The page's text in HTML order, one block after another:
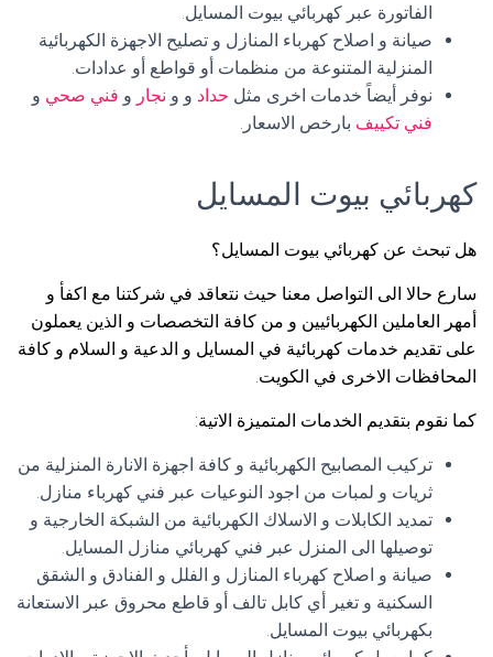
الفاتورة عبر كهربائي بيوت المسايل.
صيانة و اصلاح كهرباء المنازل و تصليح الاجهزة الكهربائية
المنزلية المتنوعة من منظمات أو قواطع أو عدادات.
نوفر أيضاً خدمات اخرى مثل حداد و و نجار و فني صحي و
فني تكييف بارخص الاسعار.
كهربائي بيوت المسايل
هل تبحث عن كهربائي بيوت المسايل؟
سارع حالا الى التواصل معنا حيث نتعاقد في شركتنا مع اكفأ و
أمهر العاملين الكهربائيين و من كافة التخصصات و الذين يعملون
على تقديم خدمات كهربائية في المسايل و الدعية و السلام و كافة
المحافظات الاخرى في الكويت.
كما نقوم بتقديم الخدمات المتميزة الاتية:
تركيب المصابيح الكهربائية و كافة اجهزة الانارة المنزلية من
ثريات و لمبات من اجود النوعيات عبر فني كهرباء منازل.
تمديد الكابلات و الاسلاك الكهربائية من الشبكة الخارجية و
توصيلها الى المنزل عبر فني كهربائي منازل المسايل.
صيانة و اصلاح كهرباء المنازل و الفلل و الفنادق و الشقق
السكنية و تغير أي كابل تالف أو قاطع محروق عبر الاستعانة
بكهربائي بيوت المسايل.